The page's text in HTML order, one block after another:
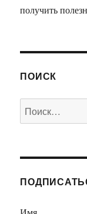
получить
ПОИСК
Искать: